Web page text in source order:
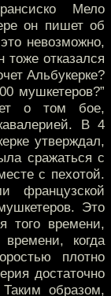
Мело
он пишет об
невозможно,
тоже отказался
Альбукерке?
мушкетеров?”
о том бое,
В 4
утверждал,
сражаться с
с пехотой.
французской
Это
того времени,
когда
плотно
достаточно
образом,